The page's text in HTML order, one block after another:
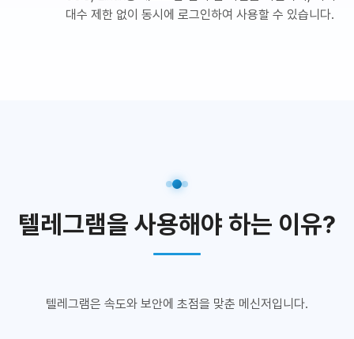
대수 제한 없이 동시에 로그인하여 사용할 수 있습니다.
텔레그램을 사용해야 하는 이유?
텔레그램은 속도와 보안에 초점을 맞춘 메신저입니다.